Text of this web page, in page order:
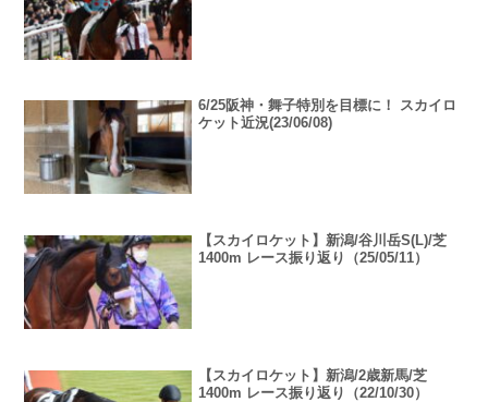
6/25阪神・舞子特別を目標に！ スカイロ
ケット近況(23/06/08)
【スカイロケット】新潟/谷川岳S(L)/芝
1400m レース振り返り（25/05/11）
【スカイロケット】新潟/2歳新馬/芝
1400m レース振り返り（22/10/30）